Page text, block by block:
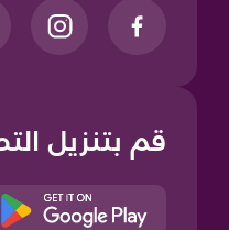
قم بتنزيل